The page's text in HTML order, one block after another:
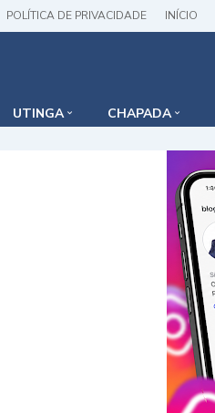
POLÍTICA DE PRIVACIDADE INÍCIO
UTINGA CHAPADA